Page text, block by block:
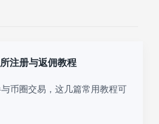
注册与返佣教程
币圈交易，这几篇常用教程可